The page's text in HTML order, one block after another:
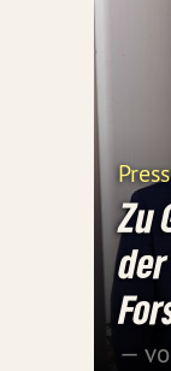
Zu
—